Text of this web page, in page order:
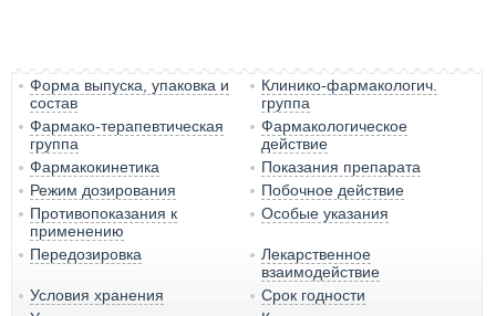
Форма выпуска, упаковка и
состав
Клинико-фармакологич.
группа
Фармако-терапевтическая
группа
Фармакологическое
действие
Фармакокинетика
Показания препарата
Режим дозирования
Побочное действие
Противопоказания к
применению
Особые указания
Передозировка
Лекарственное
взаимодействие
Условия хранения
Срок годности